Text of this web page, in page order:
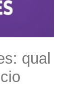
qual